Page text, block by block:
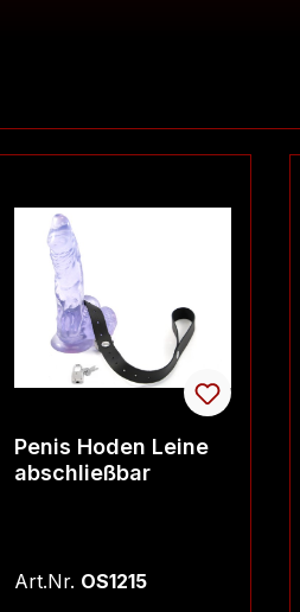
Penis Hoden Leine
abschließbar
Art.Nr. OS1215